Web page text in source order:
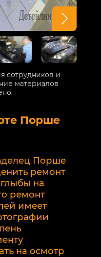
Порше
Порше
ремонт
на
ремонт
имеет
на осмотр
сотрудников и
материалов